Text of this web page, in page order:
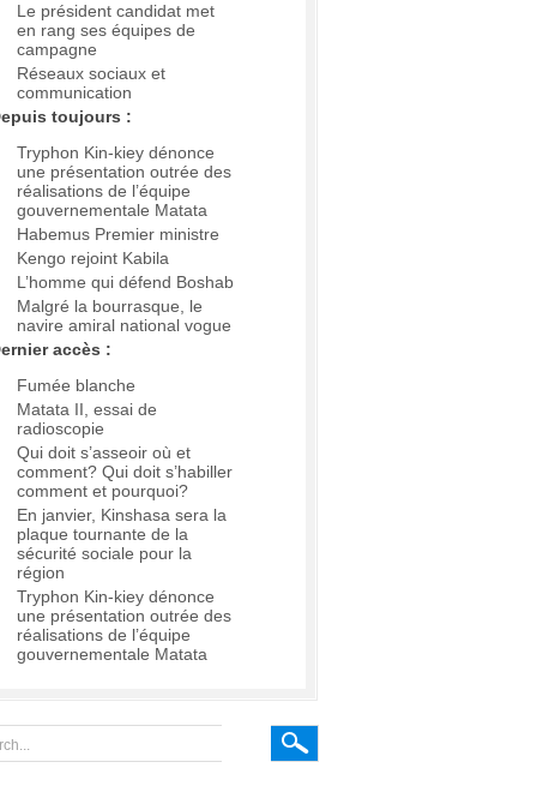
Le président candidat met
en rang ses équipes de
campagne
Réseaux sociaux et
communication
toujours :
Tryphon Kin-kiey dénonce
une présentation outrée des
réalisations de l’équipe
gouvernementale Matata
Habemus Premier ministre
Kengo rejoint Kabila
L’homme qui défend Boshab
Malgré la bourrasque, le
navire amiral national vogue
accès :
Fumée blanche
Matata II, essai de
radioscopie
Qui doit s’asseoir où et
comment? Qui doit s’habiller
comment et pourquoi?
En janvier, Kinshasa sera la
plaque tournante de la
sécurité sociale pour la
région
Tryphon Kin-kiey dénonce
une présentation outrée des
réalisations de l’équipe
gouvernementale Matata